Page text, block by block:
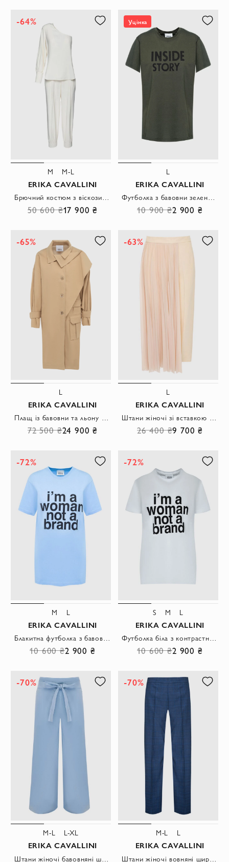
-64%
M M-L
ERIKA CAVALLINI
Брючний костюм з віскози та акрилу білий жіночий
50 600 ₴17 900 ₴
Уцінка
L
ERIKA CAVALLINI
Футболка з бавовни зелена жіноча
10 900 ₴2 900 ₴
-65%
L
ERIKA CAVALLINI
Плащ із бавовни та льону рожевий жіночий.
72 500 ₴24 900 ₴
-63%
L
ERIKA CAVALLINI
Штани жіночі зі вставкою з плісированої тканини бежеві
26 400 ₴9 700 ₴
-72%
M L
ERIKA CAVALLINI
Блакитна футболка з бавовни з великим принтом I'm a woman
10 600 ₴2 900 ₴
-72%
S M L
ERIKA CAVALLINI
Футболка біла з контрастним текстовим принтом та округлою горловиною.
10 600 ₴2 900 ₴
-70%
M-L L-XL
ERIKA CAVALLINI
-70%
M-L L
ERIKA CAVALLINI